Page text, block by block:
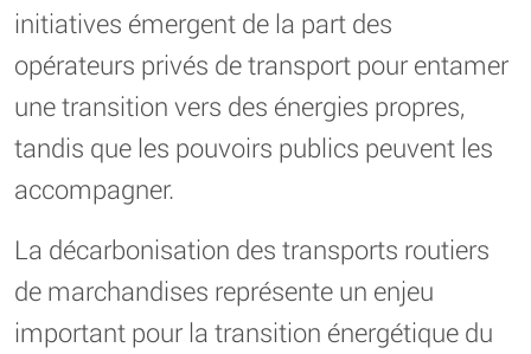
initiatives émergent de la part des
opérateurs privés de transport pour entamer
une transition vers des énergies propres,
tandis que les pouvoirs publics peuvent les
accompagner.
La décarbonisation des transports routiers
de marchandises représente un enjeu
important pour la transition énergétique du